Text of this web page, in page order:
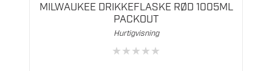
MILWAUKEE DRIKKEFLASKE RØD 1005ML
PACKOUT
Hurtigvisning
★★★★★